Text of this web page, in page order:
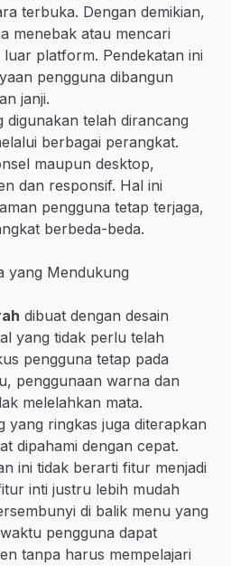
terbuka. Dengan demikian,
menebak atau mencari
platform. Pendekatan ini
pengguna dibangun
janji.
digunakan telah dirancang
berbagai perangkat.
maupun desktop,
dan responsif. Hal ini
pengguna tetap terjaga,
berbeda-beda.
yang Mendukung
dibuat dengan desain
yang tidak perlu telah
pengguna tetap pada
penggunaan warna dan
melelahkan mata.
yang ringkas juga diterapkan
dipahami dengan cepat.
ini tidak berarti fitur menjadi
inti justru lebih mudah
di balik menu yang
pengguna dapat
tanpa harus mempelajari